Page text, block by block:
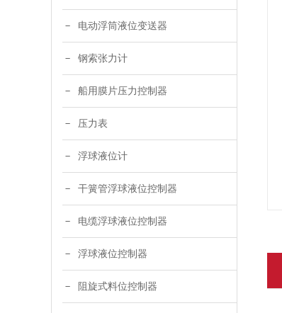
电动浮筒液位变送器
钢索张力计
船用膜片压力控制器
压力表
浮球液位计
干簧管浮球液位控制器
电缆浮球液位控制器
浮球液位控制器
阻旋式料位控制器